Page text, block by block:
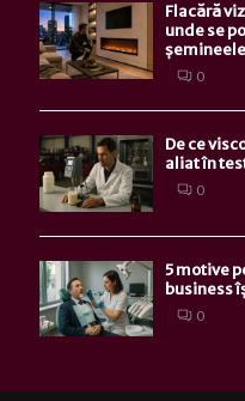
Flacără
unde se
0
De ce
aliat în
0
5 motive
business
0